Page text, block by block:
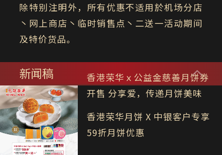
除特别注明外，所有优惠不适用於机场分店
丶网上商店丶临时销售点丶二送一活动期间
及特价货品。
新闻稿
香港荣华ｘ公益金慈善月饼券
开售 分享爱，传递月饼美味
香港荣华月饼 X 中银客户专享
59折月饼优惠